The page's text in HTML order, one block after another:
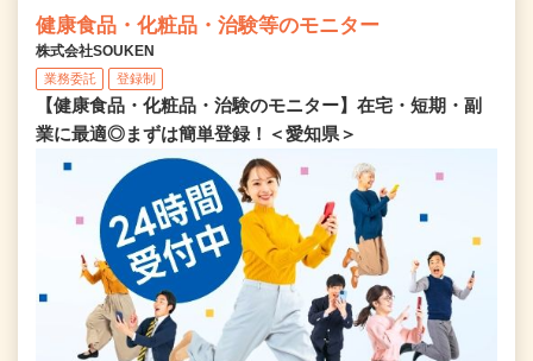
健康食品・化粧品・治験等のモニター
株式会社SOUKEN
業務委託 登録制
【健康食品・化粧品・治験のモニター】在宅・短期・副
業に最適◎まずは簡単登録！＜愛知県＞